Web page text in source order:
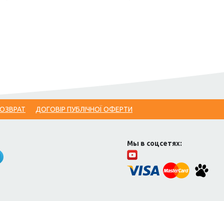
ДОГОВІР ПУБЛІЧНОЇ ОФЕРТИ
Мы в соцсетях: